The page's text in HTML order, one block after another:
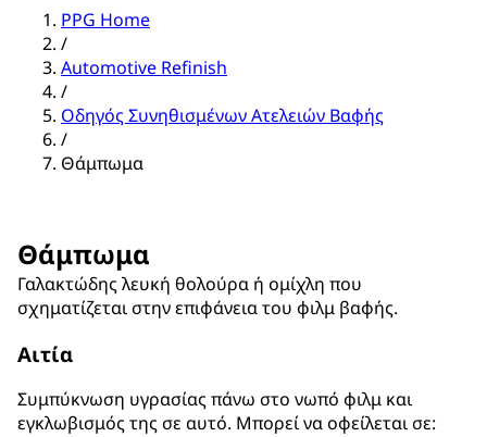
PPG Home
/
Automotive Refinish
/
Οδηγός Συνηθισμένων Ατελειών Βαφής
/
Θάμπωμα
Θάμπωμα
Γαλακτώδης λευκή θολούρα ή ομίχλη που
σχηματίζεται στην επιφάνεια του φιλμ βαφής.
Αιτία
Συμπύκνωση υγρασίας πάνω στο νωπό φιλμ και
εγκλωβισμός της σε αυτό. Μπορεί να οφείλεται σε: